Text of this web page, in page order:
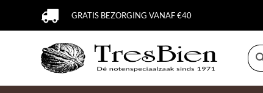
GRATIS BEZORGING VANAF €40